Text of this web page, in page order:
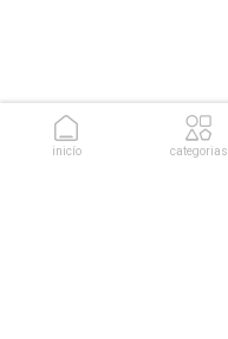
inicío categorias